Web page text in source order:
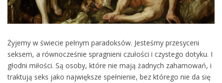
Żyjemy w świecie pełnym paradoksów. Jesteśmy przesyceni
seksem, a równocześnie spragnieni czułości i czystego dotyku. I
głodni miłości. Są osoby, które nie mają żadnych zahamowań, i
traktują seks jako największe spełnienie, bez którego nie da się